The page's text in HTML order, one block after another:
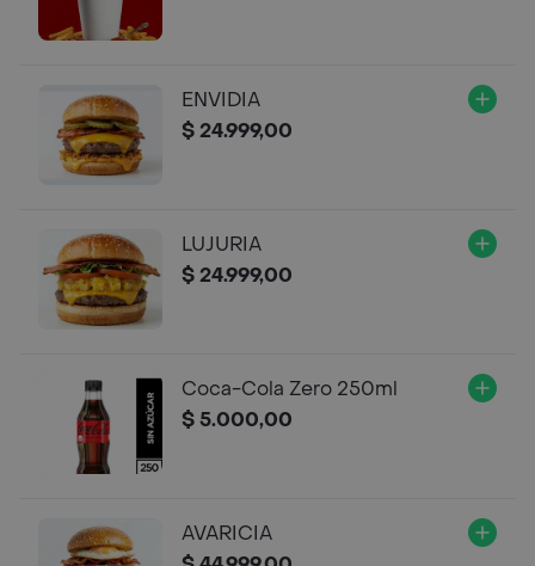
ENVIDIA
$ 24.999,00
LUJURIA
$ 24.999,00
Coca-Cola Zero 250ml
$ 5.000,00
AVARICIA